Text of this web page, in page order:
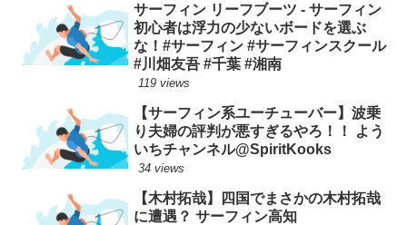
サーフィン リーフブーツ - サーフィン
初心者は浮力の少ないボードを選ぶ
な！#サーフィン #サーフィンスクール
#川畑友吾 #千葉 #湘南
119 views
【サーフィン系ユーチューバー】波乗
り夫婦の評判が悪すぎるやろ！！ よう
いちチャンネル@SpiritKooks
34 views
【木村拓哉】四国でまさかの木村拓哉
に遭遇？ サーフィン高知